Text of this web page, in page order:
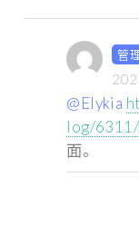
管
@Elykia
log/
面。